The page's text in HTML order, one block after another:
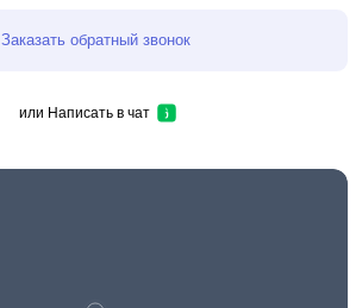
Заказать обратный звонок
или Написать в чат